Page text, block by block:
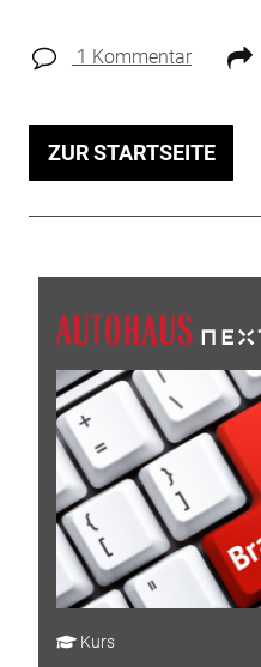
1 Kommentar
ZUR STARTSEITE
Kurs